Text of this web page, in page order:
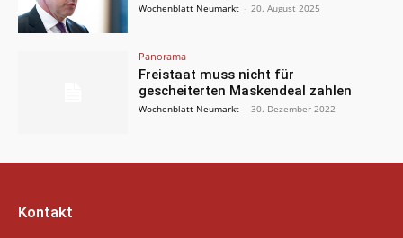
Wochenblatt Neumarkt - 20. August 2025
Panorama
Freistaat muss nicht für
gescheiterten Maskendeal zahlen
Wochenblatt Neumarkt - 30. Dezember 2022
Kontakt